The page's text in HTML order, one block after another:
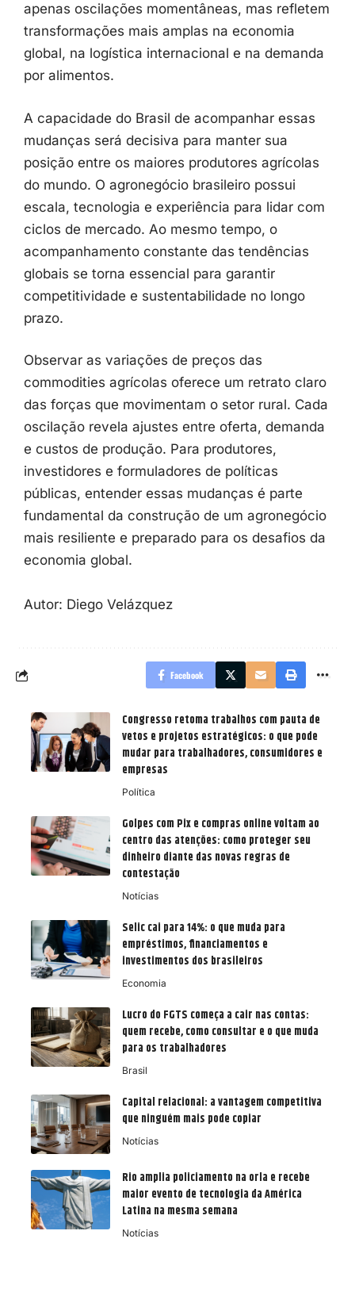
apenas oscilações momentâneas, mas refletem
transformações mais amplas na economia
global, na logística internacional e na demanda
por alimentos.
A capacidade do Brasil de acompanhar essas
mudanças será decisiva para manter sua
posição entre os maiores produtores agrícolas
do mundo. O agronegócio brasileiro possui
escala, tecnologia e experiência para lidar com
ciclos de mercado. Ao mesmo tempo, o
acompanhamento constante das tendências
globais se torna essencial para garantir
competitividade e sustentabilidade no longo
prazo.
Observar as variações de preços das
commodities agrícolas oferece um retrato claro
das forças que movimentam o setor rural. Cada
oscilação revela ajustes entre oferta, demanda
e custos de produção. Para produtores,
investidores e formuladores de políticas
públicas, entender essas mudanças é parte
fundamental da construção de um agronegócio
mais resiliente e preparado para os desafios da
economia global.
Autor: Diego Velázquez
Facebook
Congresso retoma trabalhos com pauta de
vetos e projetos estratégicos: o que pode
mudar para trabalhadores, consumidores e
empresas
Política
Golpes com Pix e compras online voltam ao
centro das atenções: como proteger seu
dinheiro diante das novas regras de
contestação
Notícias
Selic cai para 14%: o que muda para
empréstimos, financiamentos e
investimentos dos brasileiros
Economia
Lucro do FGTS começa a cair nas contas:
quem recebe, como consultar e o que muda
para os trabalhadores
Brasil
Capital relacional: a vantagem competitiva
que ninguém mais pode copiar
Notícias
Rio amplia policiamento na orla e recebe
maior evento de tecnologia da América
Latina na mesma semana
Notícias